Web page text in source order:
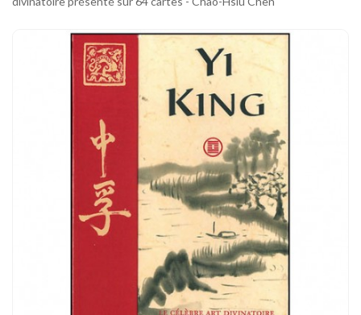
Armes
Tenues
Protections
Cible de frappe
Condition physique
Accessoires
Tatamis